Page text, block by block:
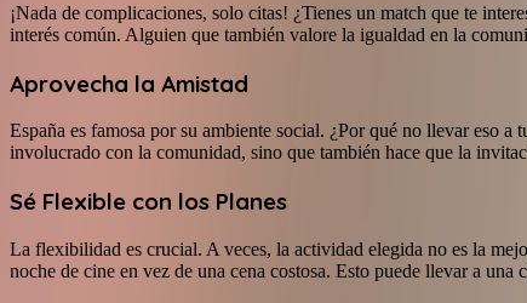
¡Nada de complicaciones, solo citas! ¿Tienes un match que te
interés común. Alguien que también valore la igualdad en la
Aprovecha la Amistad
España es famosa por su ambiente social. ¿Por qué no llevar eso
involucrado con la comunidad, sino que también hace que la
Sé Flexible con los Planes
La flexibilidad es crucial. A veces, la actividad elegida no es la
noche de cine en vez de una cena costosa. Esto puede llevar a